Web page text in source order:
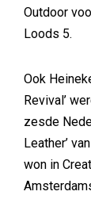
Outdoor
Loods 5.
Ook
Revival’
zesde
Leather’
won in